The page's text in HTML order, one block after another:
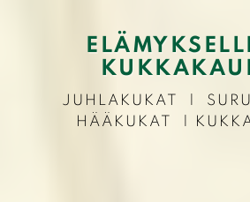
JUHLAKUKAT |
HÄÄKUKAT
|